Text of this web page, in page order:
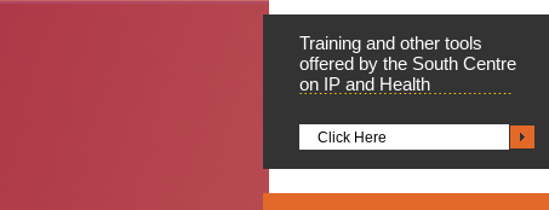
Training and other tools
offered by the South Centre
on IP and Health
Click Here